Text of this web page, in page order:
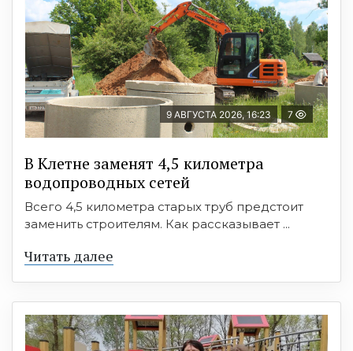
9 АВГУСТА 2026, 16:23 7
В Клетне заменят 4,5 километра
водопроводных сетей
Всего 4,5 километра старых труб предстоит
заменить строителям. Как рассказывает ...
Читать далее